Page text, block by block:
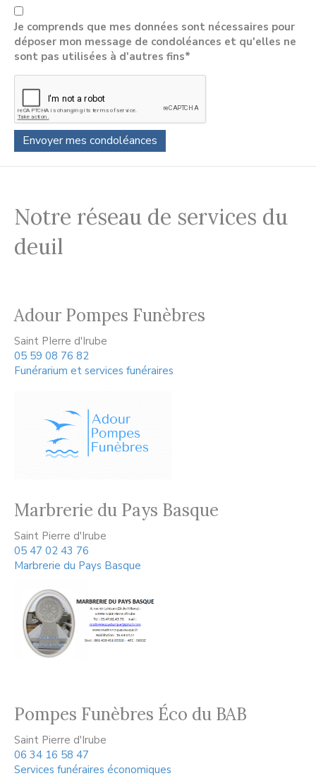
Je comprends que mes données sont nécessaires pour
déposer mon message de condoléances et qu'elles ne
sont pas utilisées à d'autres fins*
Notre réseau de services du
deuil
Adour Pompes Funèbres
Saint PIerre d'Irube
05 59 08 76 82
Funérarium et services funéraires
Marbrerie du Pays Basque
Saint Pierre d'Irube
05 47 02 43 76
Marbrerie du Pays Basque
Pompes Funèbres Éco du BAB
Saint Pierre d'Irube
06 34 16 58 47
Services funéraires économiques